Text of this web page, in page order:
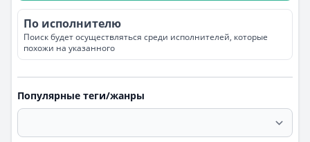
По исполнителю
Поиск будет осуществляться среди исполнителей, которые
похожи на указанного
Популярные теги/жанры